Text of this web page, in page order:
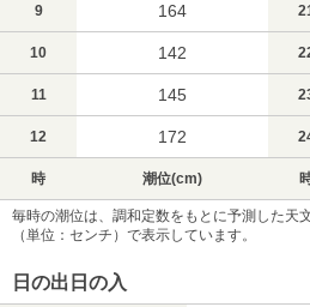
9 164
10 142
11 145
12 172
時 潮位(cm)
毎時の潮位は、調和定数をもとに予測した天
（単位：センチ）で表示しています。
日の出日の入